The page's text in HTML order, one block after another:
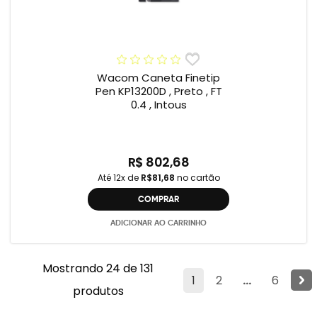
Wacom Caneta Finetip
Pen KP13200D , Preto , FT
0.4 , Intous
R$ 802,68
Até 12x de R$81,68 no cartão
COMPRAR
ADICIONAR AO CARRINHO
1 2 ... 6
Mostrando 24 de 131
produtos